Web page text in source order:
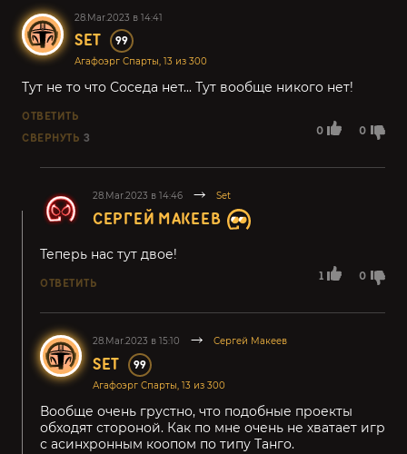
28.Mar.2023 в 14:41
SET 99
Агафоэрг Спарты, 13 из 300
0 0
Тут не то что Соседа нет... Тут вообще никого нет!
ОТВЕТИТЬ
СВЕРНУТЬ 3
28.Mar.2023 в 14:46 Set
СЕРГЕЙ МАКЕЕВ
1 0
Теперь нас тут двое!
ОТВЕТИТЬ
28.Mar.2023 в 15:10 Сергей Макеев
SET 99
Агафоэрг Спарты, 13 из 300
Вообще очень грустно, что подобные проекты
обходят стороной. Как по мне очень не хватает игр
с асинхронным коопом по типу Танго.